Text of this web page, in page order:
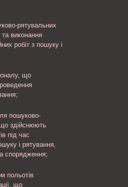
рятувальних
та виконання
робіт з пошуку і
що
пошуково-
здійснюють
під час
і рятування,
спорядження;
польотів
що